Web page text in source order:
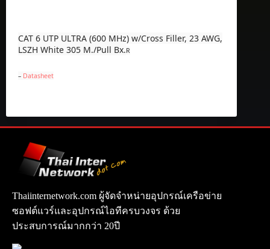
CAT 6 UTP ULTRA (600 MHz) w/Cross Filler, 23 AWG,
LSZH White 305 M./Pull Bx.R
– Datasheet
Thaiinternetwork.com ผู้จัดจำหน่ายอุปกรณ์เครือข่าย
ซอฟต์แวร์และอุปกรณ์ไอทีครบวงจร ด้วย
ประสบการณ์มากกว่า 20ปี